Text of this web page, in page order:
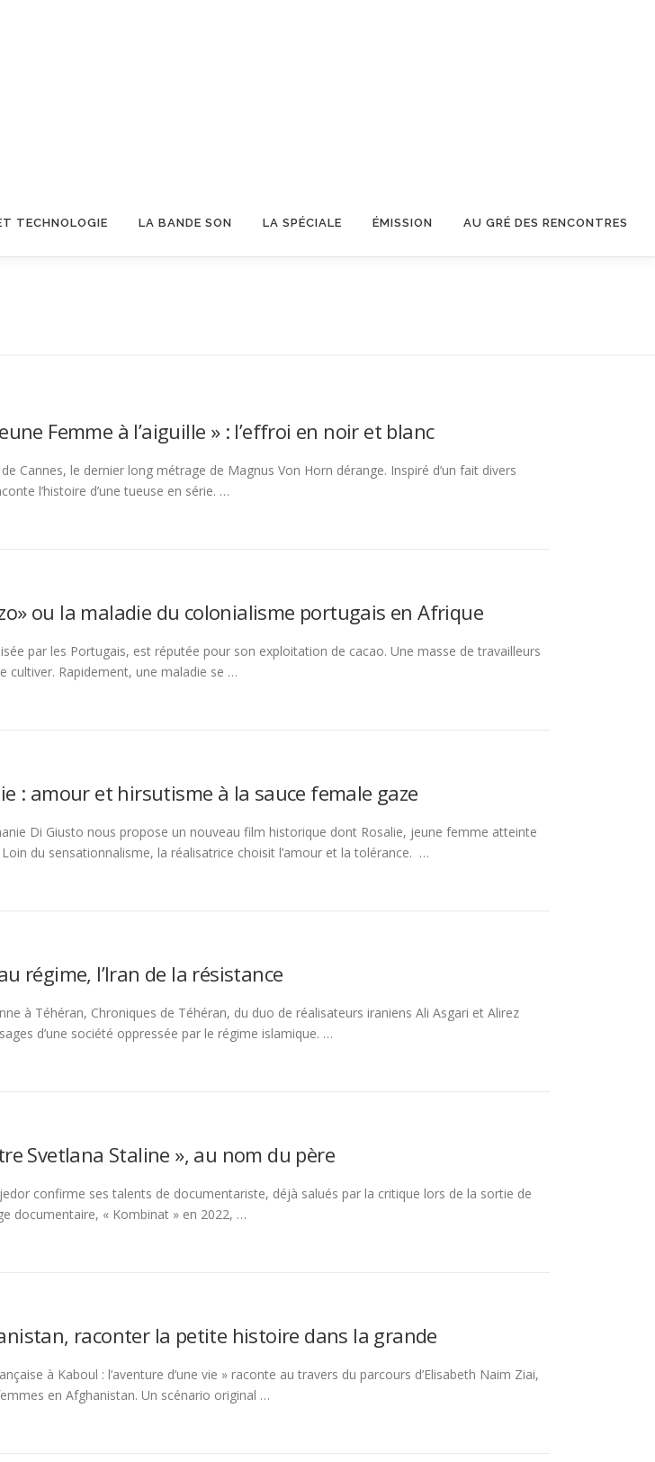
TECHNOLOGIE LA BANDE SON LA SPÉCIALE ÉMISSION AU GRÉ DES RENCONTRES
Femme à l’aiguille » : l’effroi en noir et blanc
Cannes, le dernier long métrage de Magnus Von Horn dérange. Inspiré d’un fait divers
l’histoire d’une tueuse en série. …
ou la maladie du colonialisme portugais en Afrique
par les Portugais, est réputée pour son exploitation de cacao. Une masse de travailleurs
cultiver. Rapidement, une maladie se …
: amour et hirsutisme à la sauce female gaze
Di Giusto nous propose un nouveau film historique dont Rosalie, jeune femme atteinte
Loin du sensationnalisme, la réalisatrice choisit l’amour et la tolérance. …
régime, l’Iran de la résistance
à Téhéran, Chroniques de Téhéran, du duo de réalisateurs iraniens Ali Asgari et Alirez
d’une société oppressée par le régime islamique. …
Svetlana Staline », au nom du père
confirme ses talents de documentariste, déjà salués par la critique lors de la sortie de
documentaire, « Kombinat » en 2022, …
raconter la petite histoire dans la grande
à Kaboul : l’aventure d’une vie » raconte au travers du parcours d’Elisabeth Naim Ziai,
en Afghanistan. Un scénario original …